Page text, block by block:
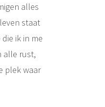
alles
staat
ik in me
alle rust,
plek waar